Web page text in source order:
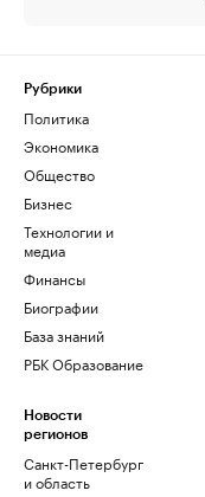
Рубрики
Политика
Экономика
Общество
Бизнес
Технологии и
медиа
Финансы
Биографии
База знаний
РБК Образование
Новости
регионов
Санкт-Петербург
и область